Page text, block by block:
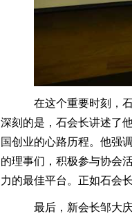
在这个重要时刻，
深刻的是，石会长讲述了
国创业的心路历程。他强
的理事们，积极参与协会
力的最佳平台。正如石会
最后，新会长邹大